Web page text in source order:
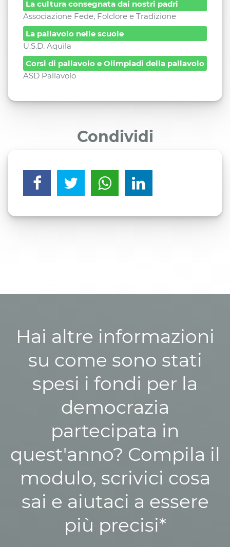
La cultura consegnata dai nostri padri
Associazione Fede, Folclore e Tradizione
La pallavolo nelle scuole
U.S.D. Aquila
Corsi di pallavolo e Olimpiadi della pallavolo
ASD Pallavolo
Condividi
Hai altre informazioni
su come sono stati
spesi i fondi per la
democrazia
partecipata in
quest'anno? Compila il
modulo, scrivici cosa
sai e aiutaci a essere
più precisi*